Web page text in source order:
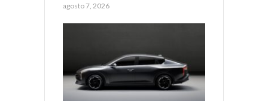
agosto 7, 2026